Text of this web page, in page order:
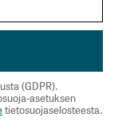
(GDPR).
asetuksen
tietosuojaselosteesta.